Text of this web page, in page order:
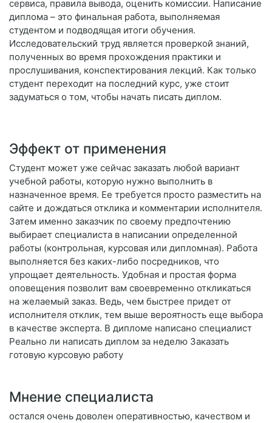
сервиса, правила вывода, оценить комиссии. Написание
диплома – это финальная работа, выполняемая
студентом и подводящая итоги обучения.
Исследовательский труд является проверкой знаний,
полученных во время прохождения практики и
прослушивания, конспектирования лекций. Как только
студент переходит на последний курс, уже стоит
задуматься о том, чтобы начать писать диплом.
Эффект от применения
Студент может уже сейчас заказать любой вариант
учебной работы, которую нужно выполнить в
назначенное время. Ее требуется просто разместить на
сайте и дождаться отклика и комментарии исполнителя.
Затем именно заказчик по своему предпочтению
выбирает специалиста в написании определенной
работы (контрольная, курсовая или дипломная). Работа
выполняется без каких-либо посредников, что
упрощает деятельность. Удобная и простая форма
оповещения позволит вам своевременно откликаться
на желаемый заказ. Ведь, чем быстрее придет от
исполнителя отклик, тем выше вероятность еще выбора
в качестве эксперта. В дипломе написано специалист
Реально ли написать диплом за неделю Заказать
готовую курсовую работу
Мнение специалиста
остался очень доволен оперативностью, качеством и